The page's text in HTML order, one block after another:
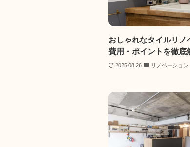
おしゃれなタイルリノ
費用・ポイントを徹底
2025.08.26 リノベーション